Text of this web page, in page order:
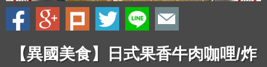
【異國美食】日式果香牛肉咖哩/炸